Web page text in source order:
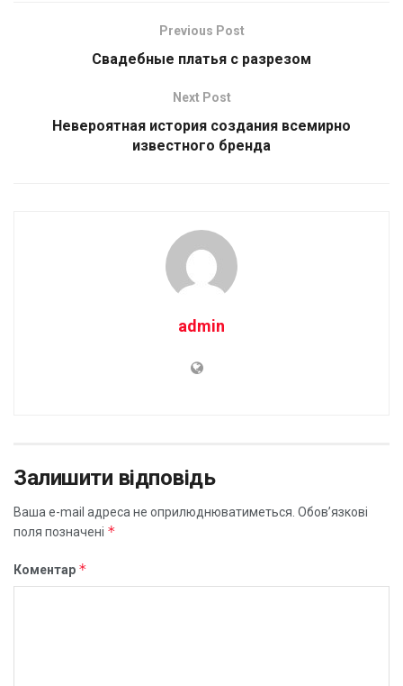
Previous Post
Свадебные платья с разрезом
Next Post
Невероятная история создания всемирно
известного бренда
admin
Залишити відповідь
Ваша e-mail адреса не оприлюднюватиметься. Обов’язкові
поля позначені *
Коментар *